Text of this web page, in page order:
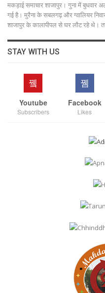
मकड़ाई समाचार शाजापुर। गुना में बुधवार
गई है। मुरैना के सबलगढ़ और ग्वालियर
शाजापुर के कालापीपल​​​​​​ से घर लौट रहे थे।
STAY WITH US
Youtube
Subscribers
Facebook
Likes